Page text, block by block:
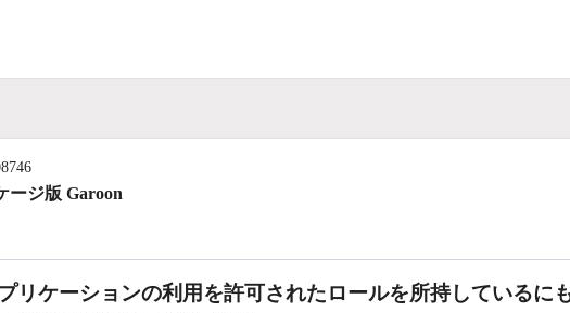
ージ版 Garoon
リケーションの利用を許可されたロールを所持しているに